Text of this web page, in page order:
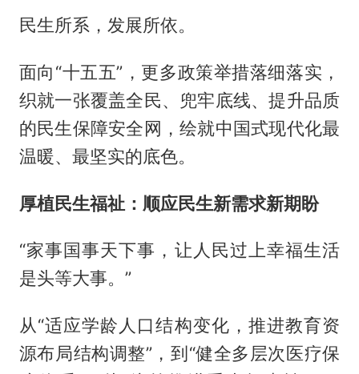
民生所系，发展所依。
面向“十五五”，更多政策举措落细落实，
织就一张覆盖全民、兜牢底线、提升品质
的民生保障安全网，绘就中国式现代化最
温暖、最坚实的底色。
厚植民生福祉：顺应民生新需求新期盼
“家事国事天下事，让人民过上幸福生活
是头等大事。”
从“适应学龄人口结构变化，推进教育资
源布局结构调整”，到“健全多层次医疗保